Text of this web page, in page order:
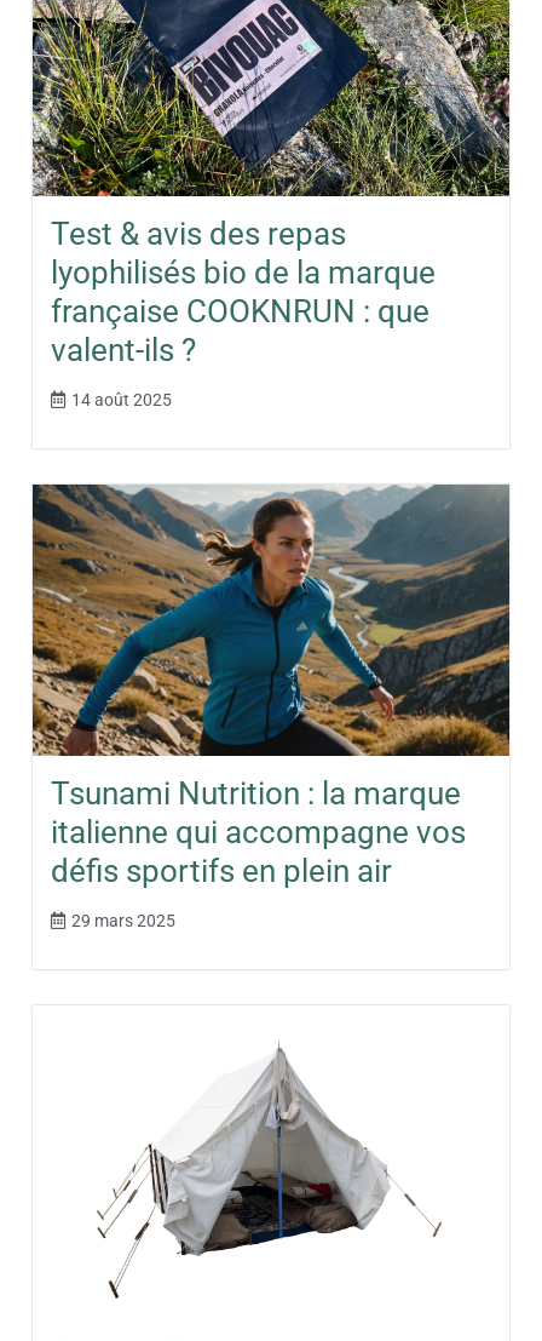
Test & avis des repas
lyophilisés bio de la marque
française COOKNRUN : que
valent-ils ?
14 août 2025
Tsunami Nutrition : la marque
italienne qui accompagne vos
défis sportifs en plein air
29 mars 2025